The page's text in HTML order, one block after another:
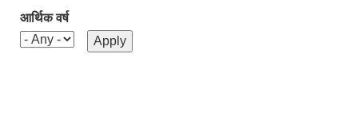
आर्थिक वर्ष